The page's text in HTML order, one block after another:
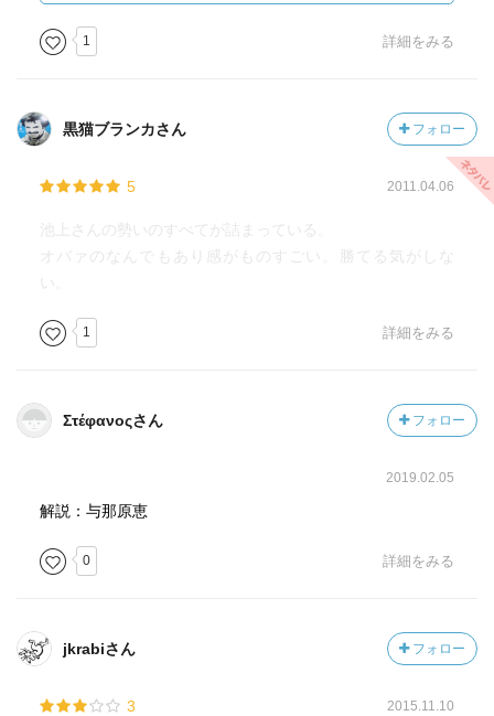
っぽくて、潔くないエネルギーむき出しの世界。
漫画化もされているが、ぜひ小説で読んでもらいたいも
しょう。
夏の課題図書に。
1 詳細をみる
黒猫ブランカさん フォロー
5 2011.04.06
池上さんの勢いのすべてが詰まっている。
オバァのなんでもあり感がものすごい。勝てる気がしな
い。
1 詳細をみる
Στέφανοςさん フォロー
2019.02.05
解説：与那原恵
0 詳細をみる
jkrabiさん フォロー
3 2015.11.10